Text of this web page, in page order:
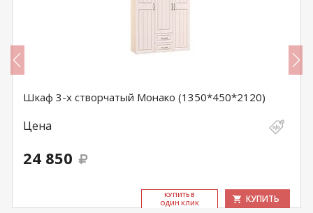
Шкаф 3-х створчатый Монако (1350*450*2120)
Цена
24 850
КУ­ПИТЬ В
ОДИН КЛИК
КУПИТЬ